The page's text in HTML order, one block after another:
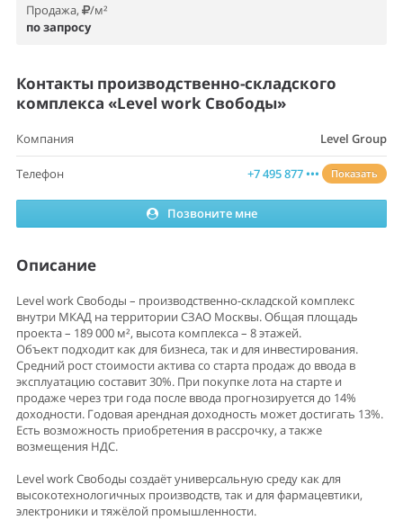
Продажа,
/м²
по запросу
Контакты производственно-складского
комплекса «Level work Свободы»
Компания Level Group
Телефон +7 495 877 ••• Показать
Позвоните мне
Описание
Level work Свободы – производственно-складской комплекс
внутри МКАД на территории СЗАО Москвы. Общая площадь
проекта – 189 000 м², высота комплекса – 8 этажей.
Объект подходит как для бизнеса, так и для инвестирования.
Средний рост стоимости актива со старта продаж до ввода в
эксплуатацию составит 30%. При покупке лота на старте и
продаже через три года после ввода прогнозируется до 14%
доходности. Годовая арендная доходность может достигать 13%.
Есть возможность приобретения в рассрочку, а также
возмещения НДС.
Level work Свободы создаёт универсальную среду как для
высокотехнологичных производств, так и для фармацевтики,
электроники и тяжёлой промышленности.